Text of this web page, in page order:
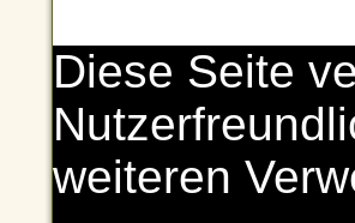
Diese Seite
weiteren